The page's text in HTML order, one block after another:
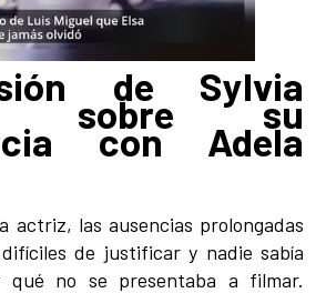
de Sylvia
sobre su
con Adela
actriz, las ausencias prolongadas
de justificar y nadie sabía
no se presentaba a filmar.